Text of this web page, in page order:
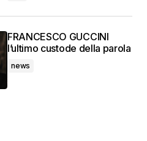
FRANCESCO GUCCINI
l’ultimo custode della parola
news